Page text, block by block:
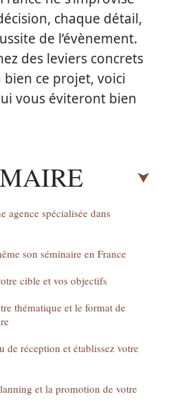
chaque détail,
de l’évènement.
des leviers concrets
ce projet, voici
vous éviteront bien
agence spécialisée dans
son séminaire en France
cible et vos objectifs
thématique et le format de
de réception et établissez votre
et la promotion de votre